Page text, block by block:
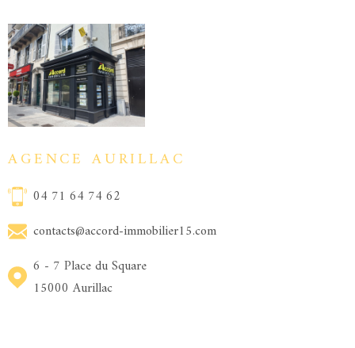
AGENCE AURILLAC
04 71 64 74 62
contacts@accord-immobilier15.com
6 - 7 Place du Square
15000 Aurillac